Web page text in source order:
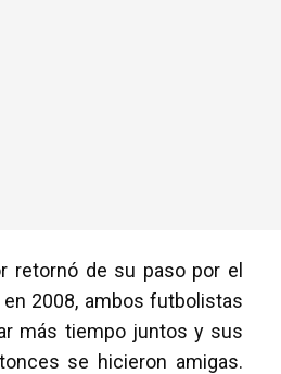
retornó de su paso por el
2008, ambos futbolistas
más tiempo juntos y sus
se hicieron amigas.